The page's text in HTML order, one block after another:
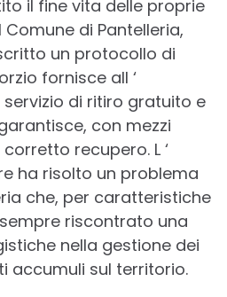
il fine vita delle proprie
di Pantelleria,
un protocollo di
fornisce all ‘
di ritiro gratuito e
con mezzi
recupero. L ‘
ha risolto un problema
che, per caratteristiche
riscontrato una
nella gestione dei
accumuli sul territorio.